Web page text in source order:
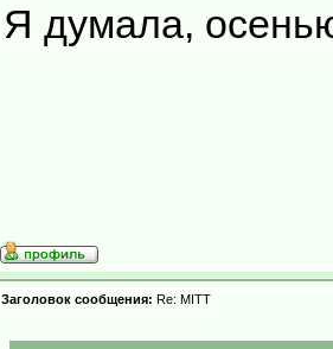
Я думала,
Заголовок сообщения: Re: MITT